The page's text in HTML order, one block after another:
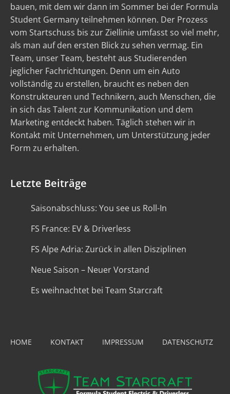
bauen, mit dem wir dann im Sommer bei der Formula
Student Germany teilnehmen können. Der Prozess
vom Startschuss bis zur Ziellinie umfasst so viel mehr,
als man auf den ersten Blick zu sehen vermag. Ein
Team, unser Team, besteht aus Studierenden
jeglicher Fachrichtungen. Denn um ein Auto
vollständig zu erstellen, braucht es neben den
Konstrukteuren und Technikern, auch Menschen, die
in sich das Talent zur Kommunikation und dem
Marketing entdeckt haben. Täglich stehen wir in
Kontakt mit Unternehmen, um Unterstützung jeder
Form zu erhalten.
Letzte Beiträge
Saisonabschluss: You see us Roll-In
FS France: EV & Driverless
FS Alpe Adria: Zurück in allen Disziplinen
Neue Saison – Neuer Vorstand
Es weihnachtet bei Team Starcraft
HOME KONTAKT IMPRESSUM DATENSCHUTZ